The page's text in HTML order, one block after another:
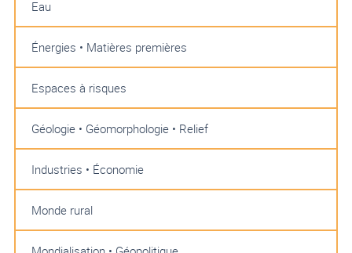
Eau
Énergies • Matières premières
Espaces à risques
Géologie • Géomorphologie • Relief
Industries • Économie
Monde rural